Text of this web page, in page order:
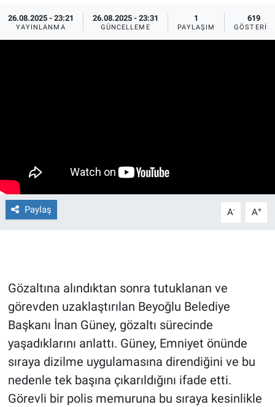
26.08.2025 - 23:21
YAYINLANMA
26.08.2025 - 23:31
GÜNCELLEME
1
PAYLAŞIM
619
GÖSTERIM
Paylaş A- A+
Gözaltına alındıktan sonra tutuklanan ve
görevden uzaklaştırılan Beyoğlu Belediye
Başkanı İnan Güney, gözaltı sürecinde
yaşadıklarını anlattı. Güney, Emniyet önünde
sıraya dizilme uygulamasına direndiğini ve bu
nedenle tek başına çıkarıldığını ifade etti.
Görevli bir polis memuruna bu sıraya kesinlikle
Ekonomi
Gün Bitiyor
Gün Ortası
Haber
İlan
Koronavirüs